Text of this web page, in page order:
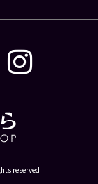
reserved.